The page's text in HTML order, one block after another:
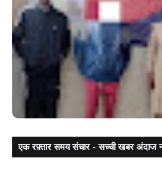
एक रफ़्तार समय संचार - सच्ची खबर अंदाज